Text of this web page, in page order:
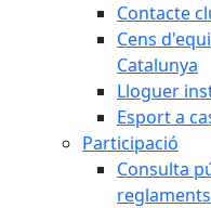
Contacte
Cens
Catalunya
Lloguer
Esport a
Participació
Consulta
reglaments